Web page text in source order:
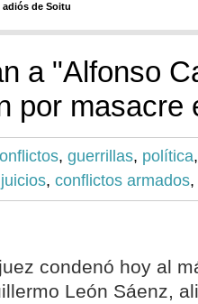
adiós de Soitu
a "Alfonso
por masacre
, guerrillas, política
juicios, conflictos armados,
condenó hoy al
León Sáenz,